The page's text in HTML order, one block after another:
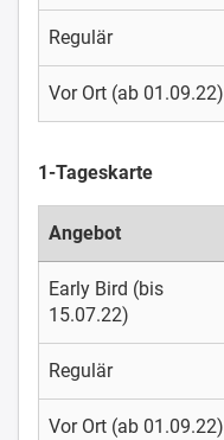
Regulär
Vor Ort (ab 01.09.22)
1-Tageskarte
Angebot
Early Bird (bis
15.07.22)
Regulär
Vor Ort (ab 01.09.22)